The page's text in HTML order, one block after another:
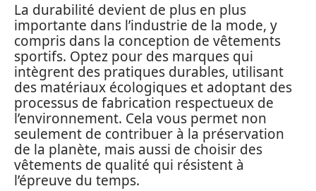
La durabilité devient de plus en plus
importante dans l’industrie de la mode, y
compris dans la conception de vêtements
sportifs. Optez pour des marques qui
intègrent des pratiques durables, utilisant
des matériaux écologiques et adoptant des
processus de fabrication respectueux de
l’environnement. Cela vous permet non
seulement de contribuer à la préservation
de la planète, mais aussi de choisir des
vêtements de qualité qui résistent à
l’épreuve du temps.